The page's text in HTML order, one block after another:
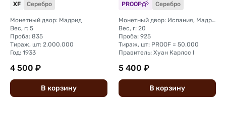
XF Серебро
Монетный двор: Мадрид
Вес, г: 5
Проба: 835
Тираж, шт: 2.000.000
Год: 1933
4 500 ₽
В корзину
PROOF Серебро
Монетный двор: Испания, Мадрид
Вес, г: 20
Проба: 925
Тираж, шт: PROOF = 50.000
Правитель: Хуан Карлос I
5 400 ₽
В корзину